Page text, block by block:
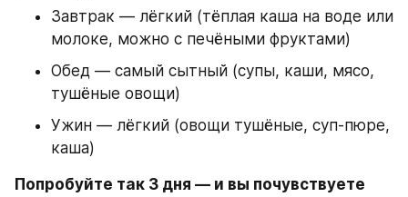
Завтрак — лёгкий (тёплая каша на воде или
молоке, можно с печёными фруктами)
Обед — самый сытный (супы, каши, мясо,
тушёные овощи)
Ужин — лёгкий (овощи тушёные, суп-пюре,
каша)
Попробуйте так 3 дня — и вы почувствуете